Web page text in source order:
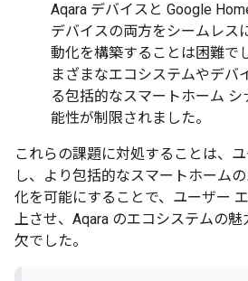
Aqara デバイスと Google
デバイスの両方をシームレス
動化を構築することは困難で
まざまなエコシステムやデバ
る包括的なスマートホーム
能性が制限されました。
これらの課題に対処することは、
し、より包括的なスマートホーム
化を可能にすることで、ユーザー
上させ、Aqara のエコシステムの
欠でした。